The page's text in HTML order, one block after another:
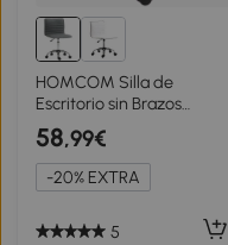
HOMCOM Silla de
Escritorio sin Brazos
Giratoria con Altura
Ajustable Silla para Estudio
Tapizada en PU Carga 120
kg Gris Oscuro
58,99€
-20% EXTRA
5